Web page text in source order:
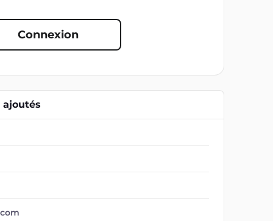
Connexion
ajoutés